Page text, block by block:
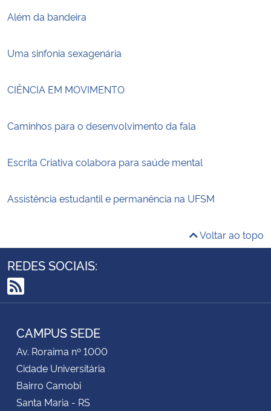
Além da bandeira
Uma sinfonia sexagenária
CIÊNCIA EM MOVIMENTO
Caminhos para o desenvolvimento da fala
Escrita Criativa colabora para saúde mental
Assistência estudantil e permanência na UFSM
Voltar ao topo
REDES SOCIAIS:
RSS
CAMPUS SEDE
Av. Roraima nº 1000
Cidade Universitária
Bairro Camobi
Santa Maria - RS